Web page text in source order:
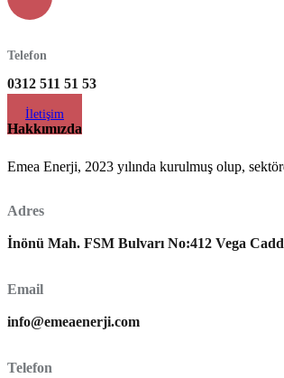
Telefon
0312 511 51 53
İletişim
Hakkımızda
Emea Enerji, 2023 yılında kurulmuş olup,
Adres
İnönü Mah. FSM Bulvarı No:412 Vega
Email
info@emeaenerji.com
Telefon